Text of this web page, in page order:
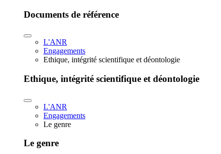
Documents de référence
L'ANR
Engagements
Ethique, intégrité scientifique et déontologie
Ethique, intégrité scientifique et déontologie
L'ANR
Engagements
Le genre
Le genre